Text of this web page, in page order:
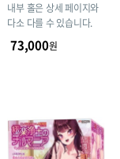
내부 홀은 상세 페이지와
다소 다를 수 있습니다.
73,000원